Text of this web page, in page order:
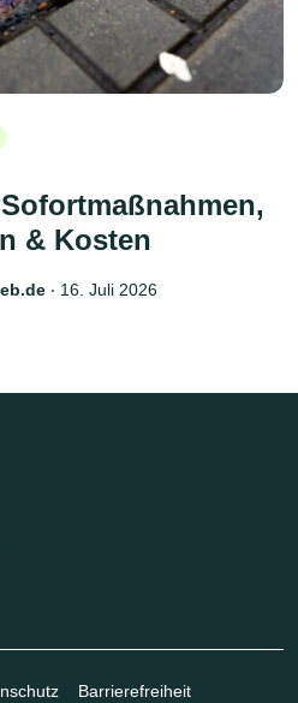
& Kosten
‧ 16. Juli 2026
Barrierefreiheit